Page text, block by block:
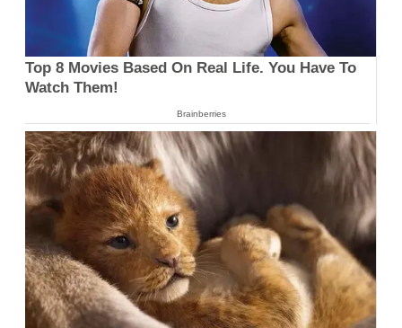
Top 8 Movies Based On Real Life. You Have To
Watch Them!
Brainberries